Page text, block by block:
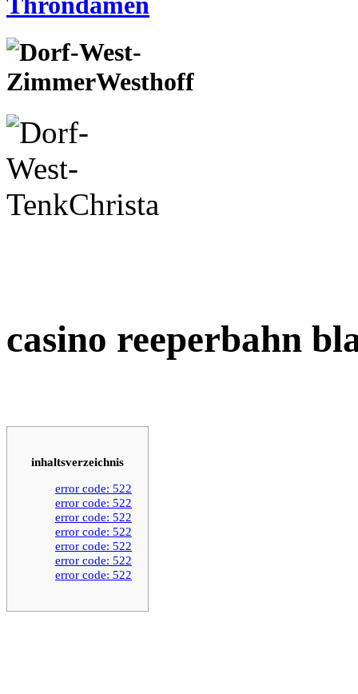
casino reeperbahn
inhaltsverzeichnis
error code: 522
error code: 522
error code: 522
error code: 522
error code: 522
error code: 522
error code: 522